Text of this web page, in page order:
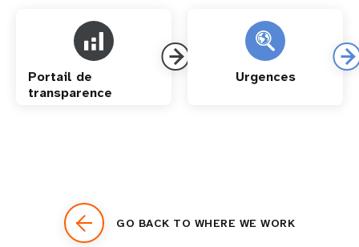
Portail de
transparence
Urgences
GO BACK TO WHERE WE WORK